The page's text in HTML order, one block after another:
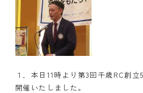
１．本日11時より第3回千歳RC創
開催いたしました。